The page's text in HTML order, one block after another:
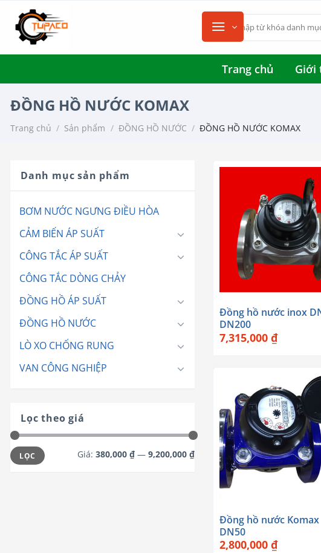
Chuyển
đến
dung
kiếm:
Trang chủ Giới
ĐỒNG HỒ NƯỚC KOMAX
Trang chủ / Sản phẩm / ĐỒNG HỒ NƯỚC / ĐỒNG HỒ NƯỚC KOMAX
Danh mục sản phẩm
BƠM NƯỚC NGƯNG ĐIỀU HÒA
CẢM BIẾN ÁP SUẤT
CÔNG TẮC ÁP SUẤT
CÔNG TẮC DÒNG CHẢY
ĐỒNG HỒ ÁP SUẤT
ĐỒNG HỒ NƯỚC
LÒ XO CHỐNG RUNG
VAN CÔNG NGHIỆP
Lọc theo giá
Giá
tối
thiểu
Giá
tối
đa
LỌC Giá: 380,000 ₫ — 9,200,000 ₫
Đồng hồ nước inox
DN200
7,315,000 ₫
Đồng hồ nước Komax
DN50
2,800,000 ₫